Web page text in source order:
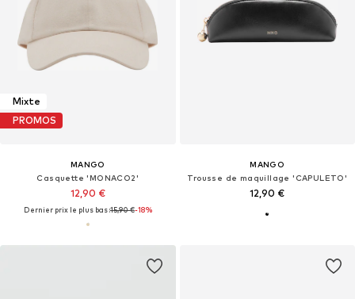
Mixte
PROMOS
MANGO
Casquette 'MONACO2'
12,90 €
Dernier prix le plus bas :15,90 €-18%
MANGO
Trousse de maquillage 'CAPULETO'
12,90 €